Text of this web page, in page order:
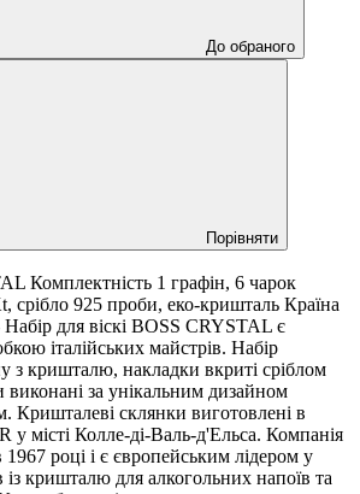
До обраного
Порівняти
Комплектність 1 графін, 6 чарок
срібло 925 проби, еко-кришталь Країна
Набір для віскі BOSS CRYSTAL є
італійських майстрів. Набір
з кришталю, накладки вкриті сріблом
за унікальним дизайном
Кришталеві склянки виготовлені в
у місті Колле-ді-Валь-д'Ельса. Компанія
році і є європейським лідером у
із кришталю для алкогольних напоїв та